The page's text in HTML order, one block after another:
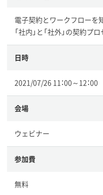
電子契約とワークフローを
「社内」と「社外」の契約プ
日時
2021/07/26 11：00～12：00
会場
ウェビナー
参加費
無料